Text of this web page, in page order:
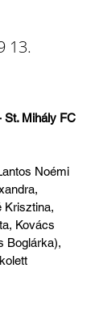
13.
St. Mihály FC
Noémi
Krisztina,
Kovács
Boglárka),